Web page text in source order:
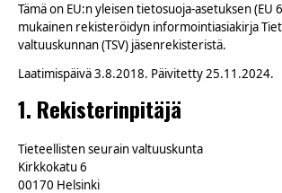
Tämä on EU:n yleisen tietosuoja-asetuksen (EU
mukainen rekisteröidyn informointiasiakirja
valtuuskunnan (TSV) jäsenrekisteristä.
Laatimispäivä 3.8.2018. Päivitetty 25.11.2024.
1. Rekisterinpitäjä
Tieteellisten seurain valtuuskunta
Kirkkokatu 6
00170 Helsinki